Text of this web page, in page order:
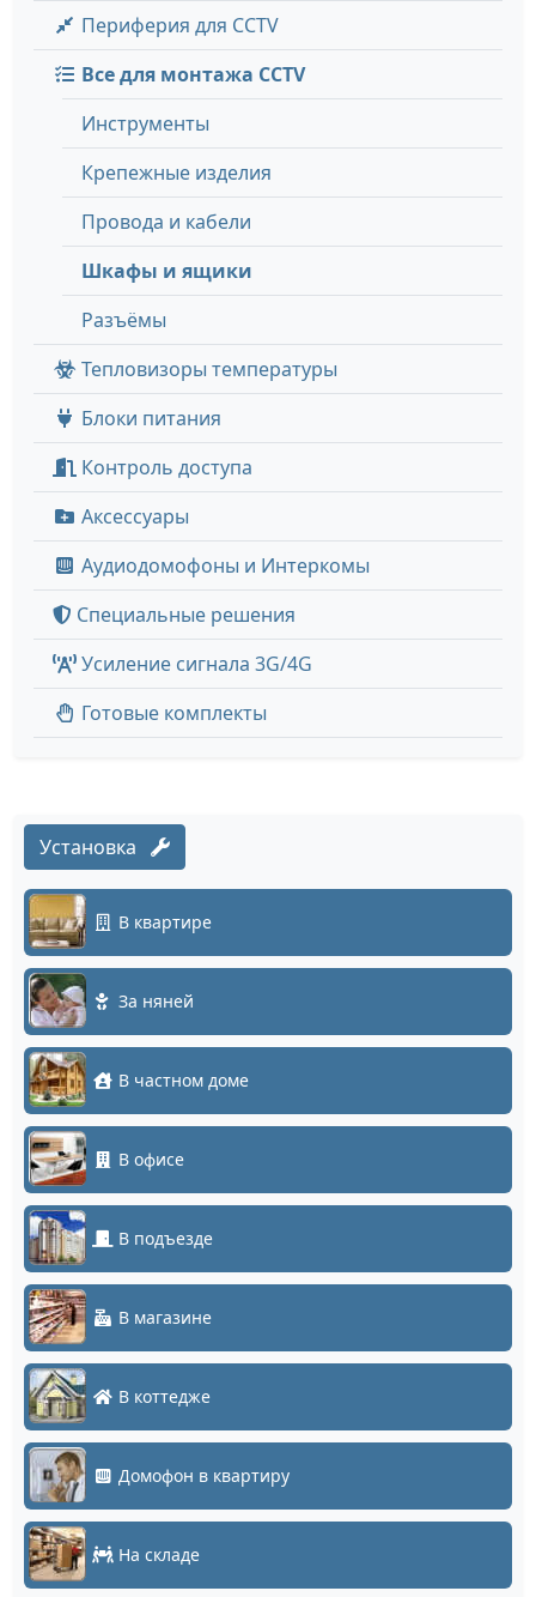
Периферия для CCTV
Все для монтажа CCTV
Инструменты
Крепежные изделия
Провода и кабели
Шкафы и ящики
Разъёмы
Тепловизоры температуры
Блоки питания
Контроль доступа
Аксессуары
Аудиодомофоны и Интеркомы
Специальные решения
Усиление сигнала 3G/4G
Готовые комплекты
Установка
В квартире
За няней
В частном доме
В офисе
В подъезде
В магазине
В коттедже
Домофон в квартиру
На складе